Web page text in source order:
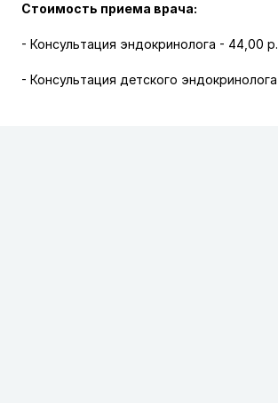
Стоимость приема врача:
- Консультация эндокринолога - 44,00 р.
- Консультация детского эндокринолога